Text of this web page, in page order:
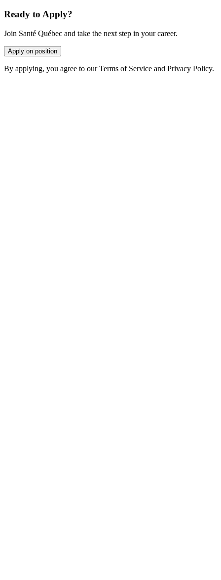
Ready to Apply?
Join Santé Québec and take the next step in your career.
Apply on position
By applying, you agree to our Terms of Service and Privacy Policy.